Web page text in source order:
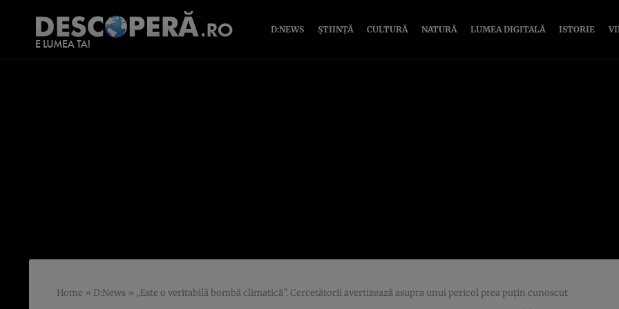
D:NEWS ȘTIINȚĂ CULTURĂ NATURĂ LUMEA DIGITALĂ ISTORIE
Home » D:News » „Este o veritabilă bombă climatică”. Cercetătorii avertizează asupra unui pericol prea puţin cunoscut